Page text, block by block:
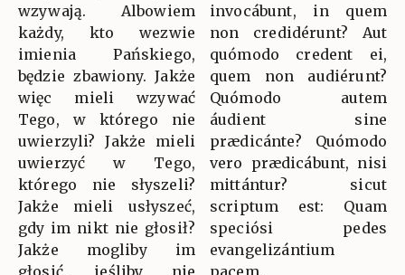
wzywają. Albowiem
każdy, kto wezwie
imienia Pańskiego,
będzie zbawiony. Jakże
więc mieli wzywać
Tego, w którego nie
uwierzyli? Jakże mieli
uwierzyć w Tego,
którego nie słyszeli?
Jakże mieli usłyszeć,
gdy im nikt nie głosił?
Jakże mogliby im
invocábunt, in quem
non credidérunt? Aut
quómodo credent ei,
quem non audiérunt?
Quómodo autem
áudient sine
prædicánte? Quómodo
vero prædicábunt, nisi
mittántur? sicut
scriptum est: Quam
speciósi pedes
evangelizántium